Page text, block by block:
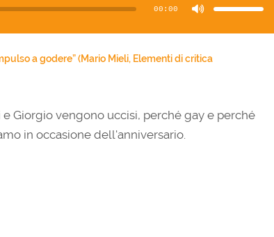
00:00
freccia
aumentare
volume.
a godere” (Mario Mieli, Elementi di critica
e Giorgio vengono uccisi, perché gay e perché
in occasione dell'anniversario.